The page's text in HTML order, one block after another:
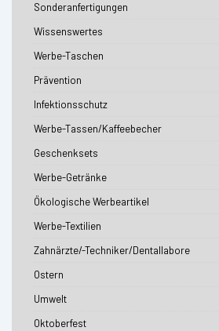
Sonderanfertigungen
Wissenswertes
Werbe-Taschen
Prävention
Infektionsschutz
Werbe-Tassen/Kaffeebecher
Geschenksets
Werbe-Getränke
Ökologische Werbeartikel
Werbe-Textilien
Zahnärzte/-Techniker/Dentallabore
Ostern
Umwelt
Oktoberfest